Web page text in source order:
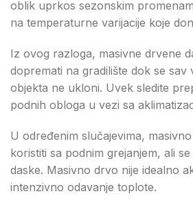
oblik uprkos sezonskim
na temperaturne varijacije koje
Iz ovog razloga, masivne drvene
dopremati na gradilište dok se sav
objekta ne ukloni. Uvek sledite
podnih obloga u vezi sa
U određenim slučajevima,
koristiti sa podnim grejanjem, ali
daske. Masivno drvo nije idealno
intenzivno odavanje toplote.